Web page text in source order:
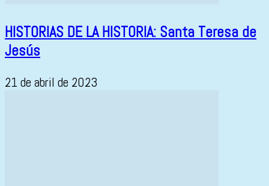
HISTORIAS DE LA HISTORIA: Santa Teresa de
Jesús
21 de abril de 2023